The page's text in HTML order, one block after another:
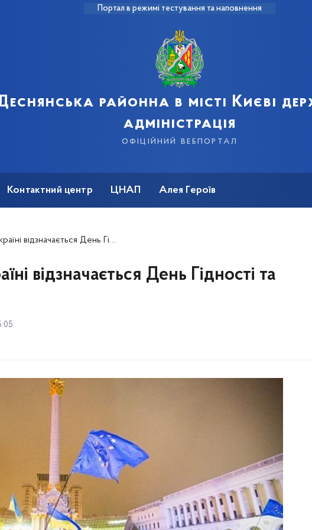
Портал в режимі тестування та наповнення
районна в місті Києві
адміністрація
офіційний вебпортал
Контактний центр ЦНАП Алея Героїв
День Гідності та Свободи
відзначається День Гідності та